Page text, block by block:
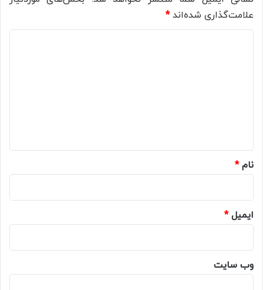
علامت‌گذاری شده‌اند*
نام*
ایمیل*
وب‌ سایت